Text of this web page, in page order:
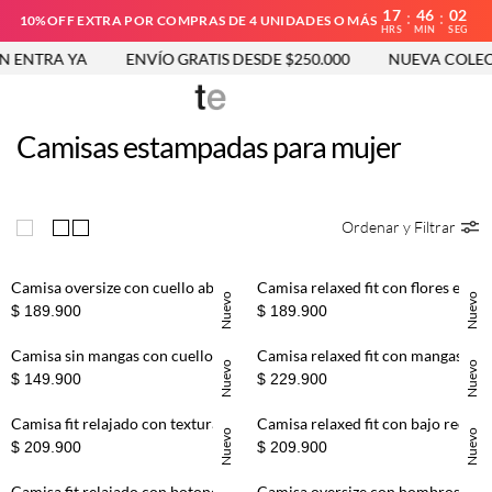
10%OFF EXTRA POR COMPRAS DE 4 UNIDADES O MÁS 17
HRS
: 46
MIN
: 00
SEG
ENVÍO GRATIS DESDE $250.000 NUEVA COLECCIÓN
Camisas estampadas para mujer
Ordenar y Filtrar
CARGAR ANTERIORES
DANIELA SALCEDO
20% $ 135.920 DANIELA SALCEDO
30% $ 104.930
Top de cuello descubierto de silueta suelta con flores 3D en verde salvia para mujer
30% $ 104.930
Blusa fit relajado con textura floral en verde menta para mujer
40% $ 89.940